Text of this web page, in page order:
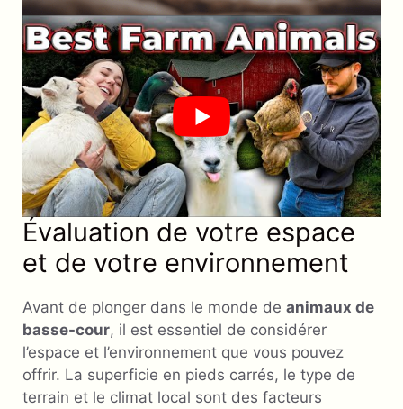
Évaluation de votre espace
et de votre environnement
Avant de plonger dans le monde de animaux de
basse-cour, il est essentiel de considérer
l’espace et l’environnement que vous pouvez
offrir. La superficie en pieds carrés, le type de
terrain et le climat local sont des facteurs